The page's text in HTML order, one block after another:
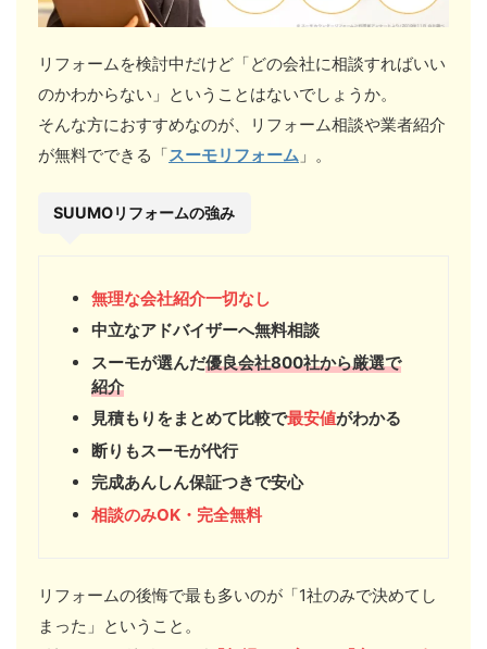
リフォームを検討中だけど「どの会社に相談すればいい
のかわからない」ということはないでしょうか。
そんな方におすすめなのが、リフォーム相談や業者紹介
が無料でできる「スーモリフォーム 」。
SUUMOリフォームの強み
無理な会社紹介一切なし
中立なアドバイザーへ無料相談
スーモが選んだ優良会社800社から厳選で
紹介
見積もりをまとめて比較で最安値がわかる
断りもスーモが代行
完成あんしん保証つきで安心
相談のみOK・完全無料
リフォームの後悔で最も多いのが「1社のみで決めてし
まった」ということ。